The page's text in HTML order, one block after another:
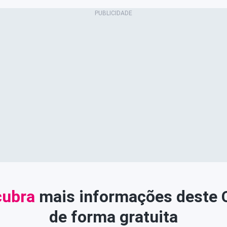
mais informações deste
de forma gratuita